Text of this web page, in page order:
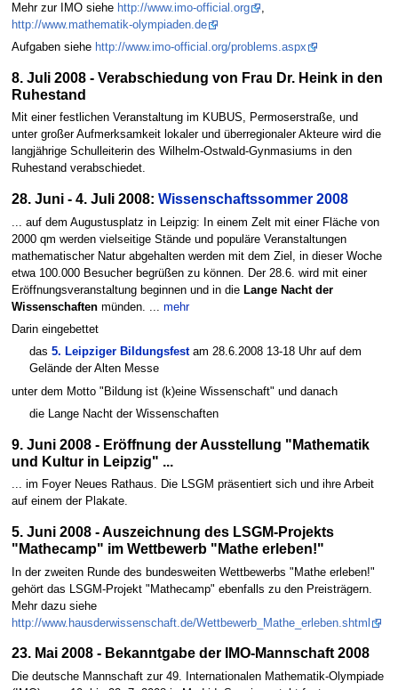
Mehr zur IMO siehe http://www.imo-official.org
,
http://www.mathematik-olympiaden.de
Aufgaben siehe http://www.imo-official.org/problems.aspx
8. Juli 2008 - Verabschiedung von Frau Dr. Heink in den
Ruhestand
Mit einer festlichen Veranstaltung im KUBUS, Permoserstraße, und
unter großer Aufmerksamkeit lokaler und überregionaler Akteure wird die
langjährige Schulleiterin des Wilhelm-Ostwald-Gynmasiums in den
Ruhestand verabschiedet.
28. Juni - 4. Juli 2008: Wissenschaftssommer 2008
... auf dem Augustusplatz in Leipzig: In einem Zelt mit einer Fläche von
2000 qm werden vielseitige Stände und populäre Veranstaltungen
mathematischer Natur abgehalten werden mit dem Ziel, in dieser Woche
etwa 100.000 Besucher begrüßen zu können. Der 28.6. wird mit einer
Eröffnungsveranstaltung beginnen und in die Lange Nacht der
Wissenschaftenmünden. ... mehr
Darin eingebettet
das 5. Leipziger Bildungsfestam 28.6.2008 13-18 Uhr auf dem
Gelände der Alten Messe
unter dem Motto "Bildung ist (k)eine Wissenschaft" und danach
die Lange Nacht der Wissenschaften
9. Juni 2008 - Eröffnung der Ausstellung "Mathematik
und Kultur in Leipzig" ...
... im Foyer Neues Rathaus. Die LSGM präsentiert sich und ihre Arbeit
auf einem der Plakate.
5. Juni 2008 - Auszeichnung des LSGM-Projekts
"Mathecamp" im Wettbewerb "Mathe erleben!"
In der zweiten Runde des bundesweiten Wettbewerbs "Mathe erleben!"
gehört das LSGM-Projekt "Mathecamp" ebenfalls zu den Preisträgern.
Mehr dazu siehe
http://www.hausderwissenschaft.de/Wettbewerb_Mathe_erleben.shtml
23. Mai 2008 - Bekanntgabe der IMO-Mannschaft 2008
Die deutsche Mannschaft zur 49. Internationalen Mathematik-Olympiade